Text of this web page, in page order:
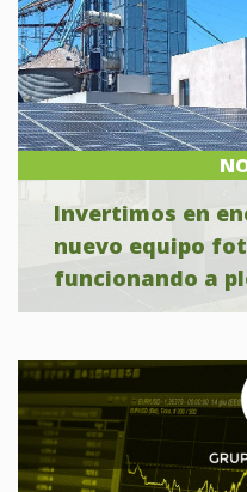
Invertimos en
nuevo equipo
funcionando a